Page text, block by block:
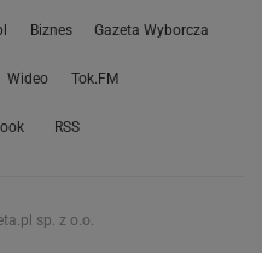
Biznes Gazeta Wyborcza
Wideo Tok.FM
RSS
sp. z o.o.